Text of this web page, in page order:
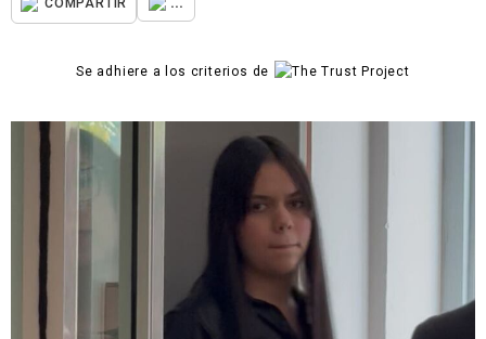
Se adhiere a los criterios de